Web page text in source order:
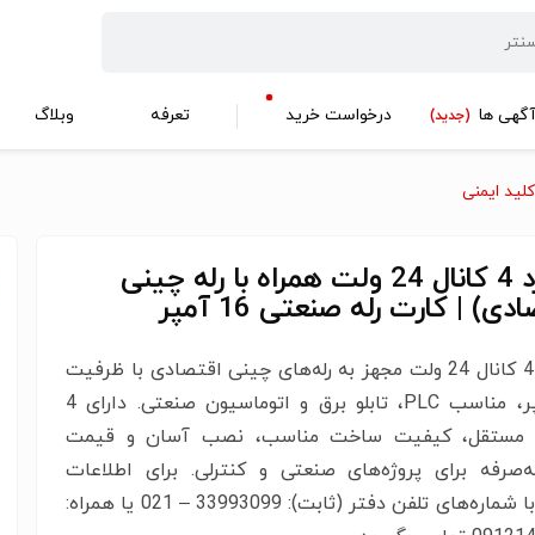
آگهی ها (جدید) درخواست خرید تعرفه وبلاگ
ایمنی
رله برد 4 کانال 24 ولت همراه با رله چینی
| کارت رله صنعتی 16 آمپر
رله برد 4 کانال 24 ولت مجهز به رله‌های چینی اقتصادی با ظرفیت
16 آمپر، مناسب PLC، تابلو برق و اتوماسیون صنعتی. دارای 4
مستقل، کیفیت ساخت مناسب، نصب آسان و قیمت
برای پروژه‌های صنعتی و کنترلی. برای اطلاعات
بیشتر با شماره‌‌های تلفن دفتر (ثابت): 33993099 – 021 یا همراه: